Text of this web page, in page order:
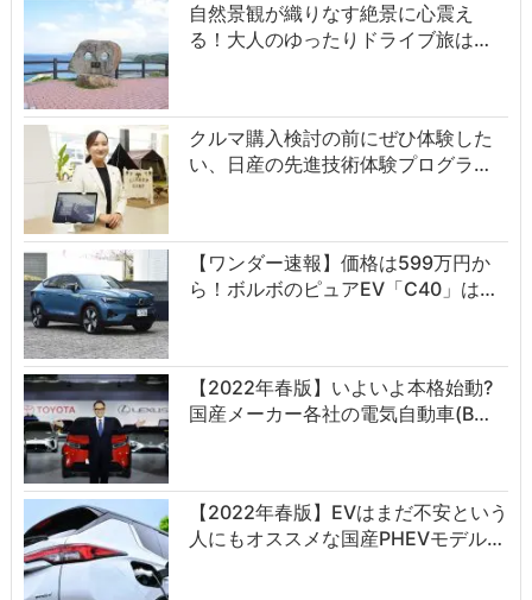
自然景観が織りなす絶景に心震え
る！大人のゆったりドライブ旅は…
クルマ購入検討の前にぜひ体験した
い、日産の先進技術体験プログラ…
【ワンダー速報】価格は599万円か
ら！ボルボのピュアEV「C40」は…
【2022年春版】いよいよ本格始動?
国産メーカー各社の電気自動車(B…
【2022年春版】EVはまだ不安という
人にもオススメな国産PHEVモデル…